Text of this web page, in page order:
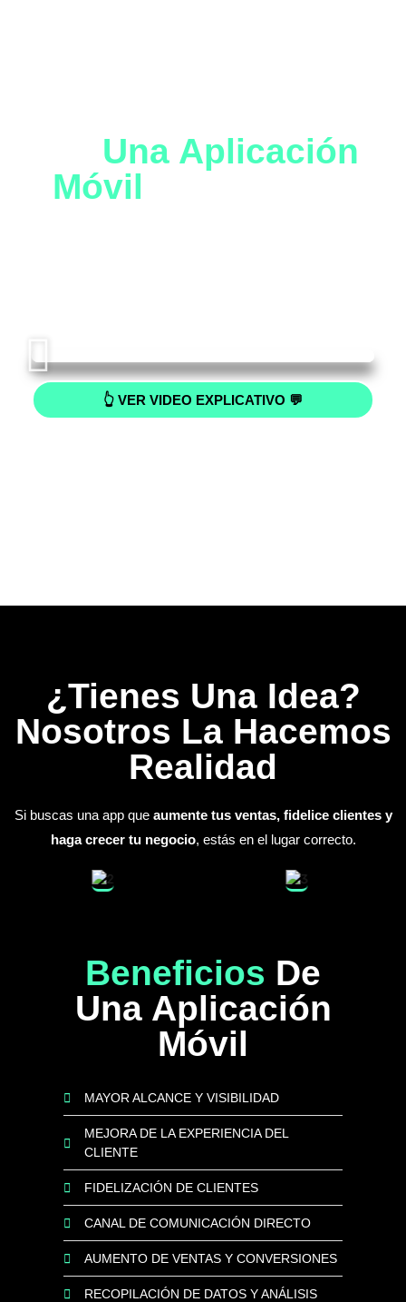
Una Aplicación
Móvil
👆 VER VIDEO EXPLICATIVO 💬
¿Tienes Una Idea?
Nosotros La Hacemos
Realidad
Si buscas una app que aumente tus ventas, fidelice clientes y
haga crecer tu negocio, estás en el lugar correcto.
Beneficios De
Una Aplicación
Móvil
MAYOR ALCANCE Y VISIBILIDAD
MEJORA DE LA EXPERIENCIA DEL
CLIENTE
FIDELIZACIÓN DE CLIENTES
CANAL DE COMUNICACIÓN DIRECTO
AUMENTO DE VENTAS Y CONVERSIONES
RECOPILACIÓN DE DATOS Y ANÁLISIS